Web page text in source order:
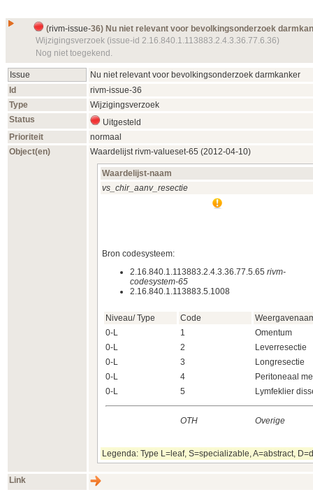
(rivm-issue-36) Nu niet relevant voor bevolkingsonderzoek
Wijzigingsverzoek (issue-id 2.16.840.1.113883.2.4.3.36.77.6.36)
Nog niet toegekend.
Issue
Nu niet relevant voor bevolkingsonderzoek darmkanker
Id
rivm-issue-36
Type
Wijzigingsverzoek
Status
Uitgesteld
Prioriteit
normaal
Object(en)
Waardelijstrivm-valueset-65 (2012‑04‑10)
Waardelijst-naam
vs_chir_aanv_resectie
Bron codesysteem:
2.16.840.1.113883.2.4.3.36.77.5.65 rivm-
codesystem-65
2.16.840.1.113883.5.1008
Niveau/ Type Code
0-L
1
Omentum
0-L
2
Leverresectie
0-L
3
Longresectie
0-L
4
Peritoneaal
0-L
5 Lymfeklier
OTH Overige
Legenda: Type L=leaf, S=specializable, A=abstract,
Link